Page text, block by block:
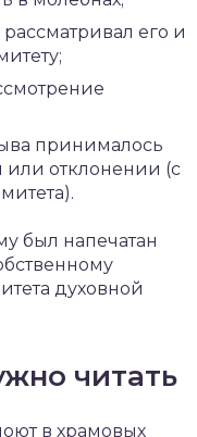
его и
принималось
или отклонении (с
был напечатан
духовной
читать
в храмовых